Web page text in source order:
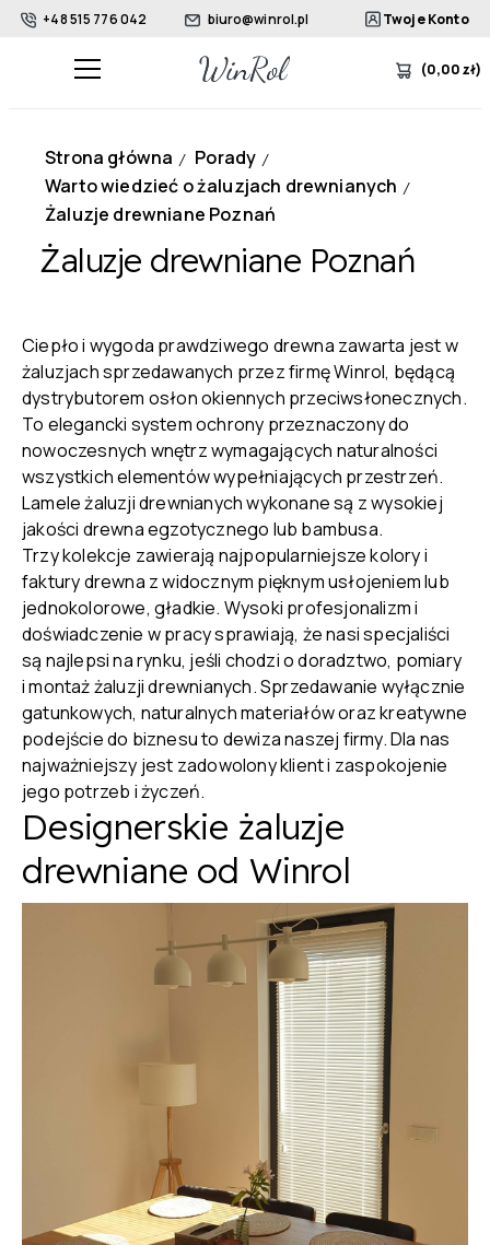
+48 515 776 042 biuro@winrol.pl Twoje Konto
(0,00zł)
Strona główna / Porady /
Warto wiedzieć o żaluzjach drewnianych /
Żaluzje drewniane Poznań
Żaluzje drewniane Poznań
Ciepło i wygoda prawdziwego drewna zawarta jest w
żaluzjach sprzedawanych przez firmę Winrol, będącą
dystrybutorem osłon okiennych przeciwsłonecznych.
To elegancki system ochrony przeznaczony do
nowoczesnych wnętrz wymagających naturalności
wszystkich elementów wypełniających przestrzeń.
Lamele żaluzji drewnianych wykonane są z wysokiej
jakości drewna egzotycznego lub bambusa.
Trzy kolekcje zawierają najpopularniejsze kolory i
faktury drewna z widocznym pięknym usłojeniem lub
jednokolorowe, gładkie. Wysoki profesjonalizm i
doświadczenie w pracy sprawiają, że nasi specjaliści
są najlepsi na rynku, jeśli chodzi o doradztwo, pomiary
i montaż żaluzji drewnianych. Sprzedawanie wyłącznie
gatunkowych, naturalnych materiałów oraz kreatywne
podejście do biznesu to dewiza naszej firmy. Dla nas
najważniejszy jest zadowolony klient i zaspokojenie
jego potrzeb i życzeń.
Designerskie żaluzje
drewniane od Winrol